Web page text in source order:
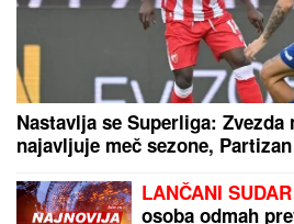
Zaboravite na tupe noževe: Uz
minut